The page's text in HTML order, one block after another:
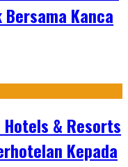
Kanca
& Resorts
Kepada